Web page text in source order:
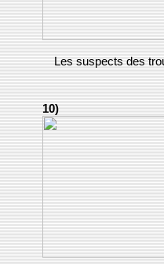
Les suspects des
10)